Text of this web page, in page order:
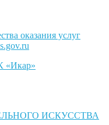
оказания услуг
«Икар»
ИСКУССТВА